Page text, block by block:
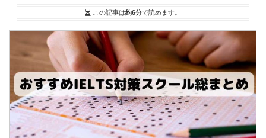
この記事は約6分で読めます。